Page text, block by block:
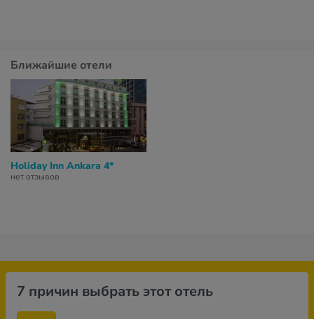
Ближайшие отели
Holiday Inn Ankara 4*
нет отзывов
7 причин выбрать этот отель